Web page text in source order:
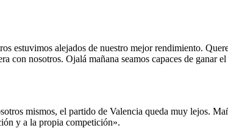
estuvimos alejados de nuestro mejor rendimiento.
nosotros. Ojalá mañana seamos capaces de ganar
mismos, el partido de Valencia queda muy lejos.
y a la propia competición».